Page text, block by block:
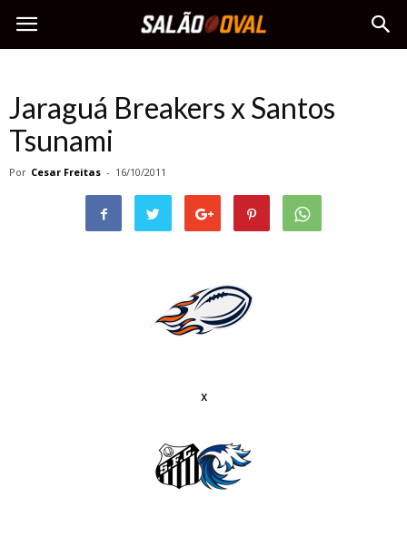
Jaraguá Breakers x Santos
Tsunami
Por Cesar Freitas - 16/10/2011
x